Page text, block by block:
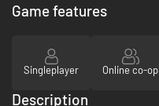
Game features
Singleplayer Online co-op
Description